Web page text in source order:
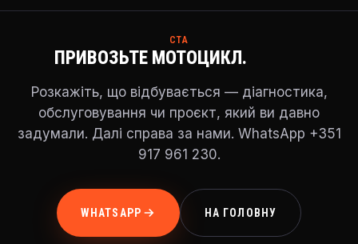
CTA
ПРИВОЗЬТЕ МОТОЦИКЛ.
Розкажіть, що відбувається — діагностика,
обслуговування чи проєкт, який ви давно
задумали. Далі справа за нами. WhatsApp +351
917 961 230.
WHATSAPP НА ГОЛОВНУ